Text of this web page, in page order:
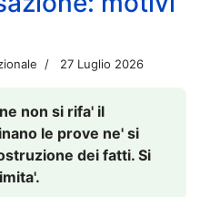
27 Luglio 2026
non si rifa' il
le prove ne' si
dei fatti. Si